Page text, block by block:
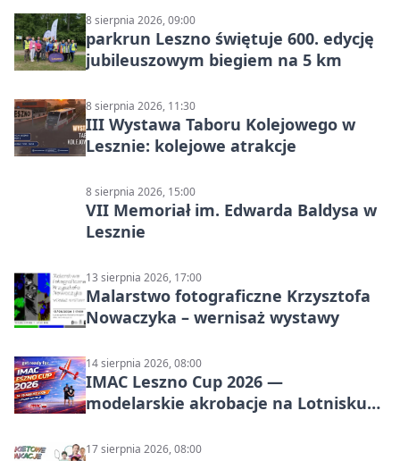
8 sierpnia 2026, 09:00
parkrun Leszno świętuje 600. edycję
jubileuszowym biegiem na 5 km
8 sierpnia 2026, 11:30
III Wystawa Taboru Kolejowego w
Lesznie: kolejowe atrakcje
8 sierpnia 2026, 15:00
VII Memoriał im. Edwarda Baldysa w
Lesznie
13 sierpnia 2026, 17:00
Malarstwo fotograficzne Krzysztofa
Nowaczyka – wernisaż wystawy
14 sierpnia 2026, 08:00
IMAC Leszno Cup 2026 —
modelarskie akrobacje na Lotnisku
17 sierpnia 2026, 08:00